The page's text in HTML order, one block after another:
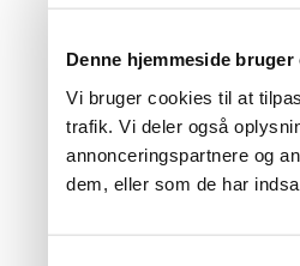
Denne hjemmeside bruger
Vi bruger cookies til at
trafik. Vi deler også
annonceringspartnere og
dem, eller som de har